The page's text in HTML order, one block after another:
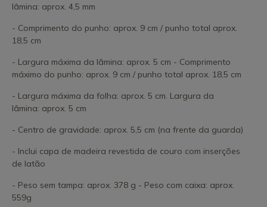
lâmina: aprox. 4,5 mm
- Comprimento do punho: aprox. 9 cm / punho total aprox.
18,5 cm
- Largura máxima da lâmina: aprox. 5 cm - Comprimento
máximo do punho: aprox. 9 cm / punho total aprox. 18,5 cm
- Largura máxima da folha: aprox. 5 cm. Largura da
lâmina: aprox. 5 cm
- Centro de gravidade: aprox. 5,5 cm (na frente da guarda)
- Inclui capa de madeira revestida de couro com inserções
de latão
- Peso sem tampa: aprox. 378 g - Peso com caixa: aprox.
559g